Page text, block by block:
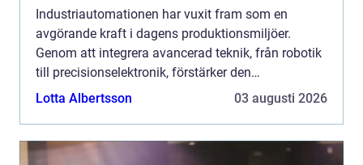
Industriautomationen har vuxit fram som en
avgörande kraft i dagens produktionsmiljöer.
Genom att integrera avancerad teknik, från robotik
till precisionselektronik, förstärker den
effektiviteten, säkerheten och kvalite...
Lotta Albertsson 03 augusti 2026